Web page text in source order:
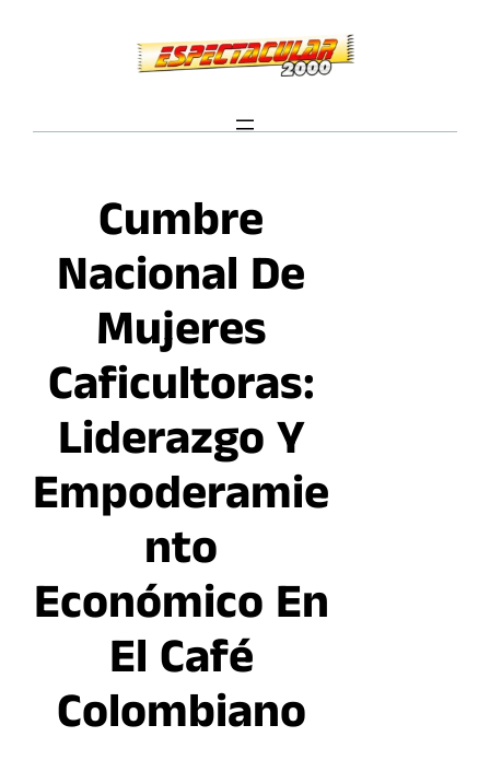
Cumbre
Nacional De
Mujeres
Caficultoras:
Liderazgo Y
Empoderamie
Nto
Económico En
El Café
Colombiano